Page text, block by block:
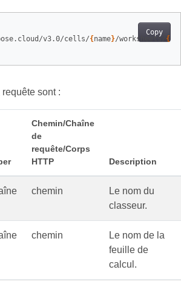
Copy
v3.0/cells/{ name}/worksheets/ {
sont :
Chemin/Chaîne
de
requête/Corps
HTTP
Description
chemin
Le nom du
classeur.
chemin
Le nom de la
feuille de
calcul.